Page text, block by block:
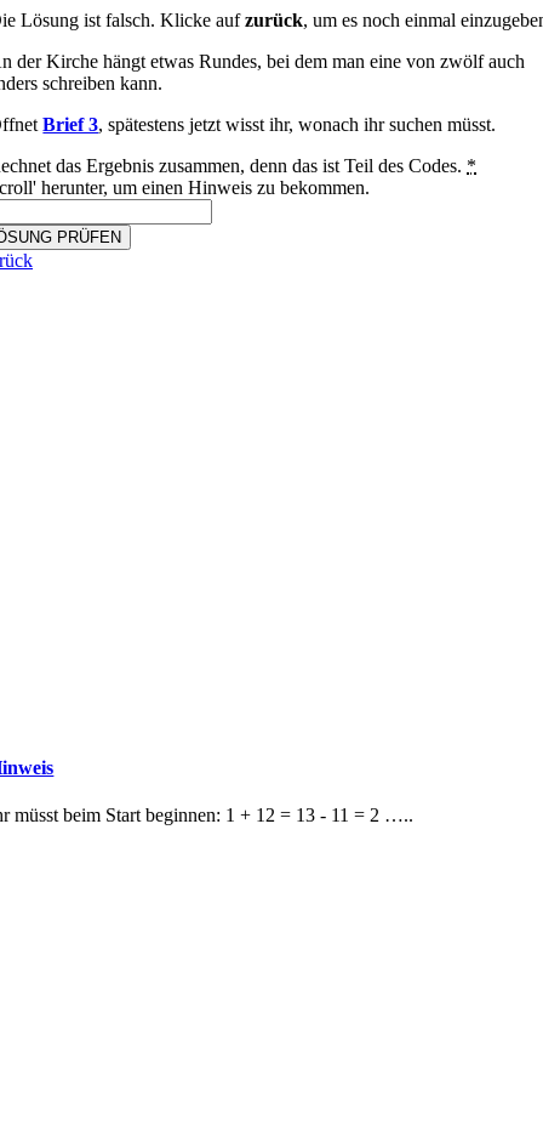
Lösung ist falsch. Klicke aufzurück, um es noch einmal
der Kirche hängt etwas Rundes, bei dem man eine von zwölf auch
schreiben kann.
Brief 3, spätestens jetzt wisst ihr, wonach ihr suchen müsst.
das Ergebnis zusammen, denn das ist Teil des Codes. *
herunter, um einen Hinweis zu bekommen.
PRÜFEN
müsst beim Start beginnen: 1 + 12 = 13 - 11 = 2 …..